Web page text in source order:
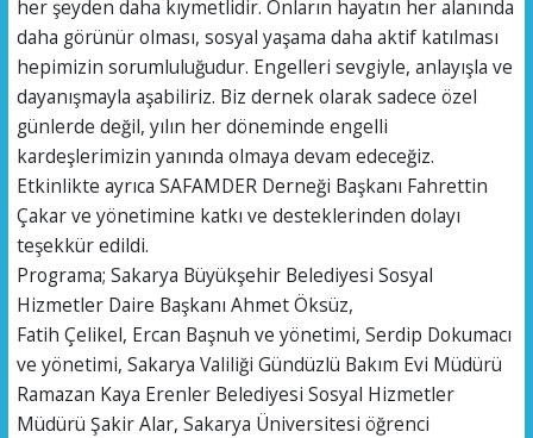
her şeyden daha kıymetlidir. Onların hayatın her alanında
daha görünür olması, sosyal yaşama daha aktif katılması
hepimizin sorumluluğudur. Engelleri sevgiyle, anlayışla ve
dayanışmayla aşabiliriz. Biz dernek olarak sadece özel
günlerde değil, yılın her döneminde engelli
kardeşlerimizin yanında olmaya devam edeceğiz.
Etkinlikte ayrıca SAFAMDER Derneği Başkanı Fahrettin
Çakar ve yönetimine katkı ve desteklerinden dolayı
teşekkür edildi.
Programa; Sakarya Büyükşehir Belediyesi Sosyal
Hizmetler Daire Başkanı Ahmet Öksüz,
Fatih Çelikel, Ercan Başnuh ve yönetimi, Serdip Dokumacı
ve yönetimi, Sakarya Valiliği Gündüzlü Bakım Evi Müdürü
Ramazan Kaya Erenler Belediyesi Sosyal Hizmetler
Müdürü Şakir Alar, Sakarya Üniversitesi öğrenci